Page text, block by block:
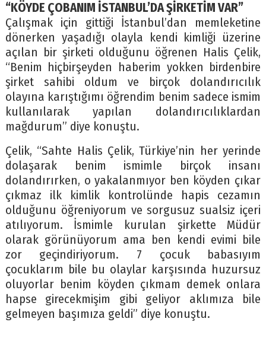
“KÖYDE ÇOBANIM İSTANBUL’DA ŞİRKETİM VAR”
Çalışmak için gittiği İstanbul’dan memleketine
dönerken yaşadığı olayla kendi kimliği üzerine
açılan bir şirketi olduğunu öğrenen Halis Çelik,
“Benim hiçbirşeyden haberim yokken birdenbire
şirket sahibi oldum ve birçok dolandırıcılık
olayına karıştığımı öğrendim benim sadece ismim
kullanılarak yapılan dolandırıcılıklardan
mağdurum” diye konuştu.
Çelik, “Sahte Halis Çelik, Türkiye’nin her yerinde
dolaşarak benim ismimle birçok insanı
dolandırırken, o yakalanmıyor ben köyden çıkar
çıkmaz ilk kimlik kontrolünde hapis cezamın
olduğunu öğreniyorum ve sorgusuz sualsiz içeri
atılıyorum. İsmimle kurulan şirkette Müdür
olarak görünüyorum ama ben kendi evimi bile
zor geçindiriyorum. 7 çocuk babasıyım
çocuklarım bile bu olaylar karşısında huzursuz
oluyorlar benim köyden çıkmam demek onlara
hapse girecekmişim gibi geliyor aklımıza bile
gelmeyen başımıza geldi” diye konuştu.